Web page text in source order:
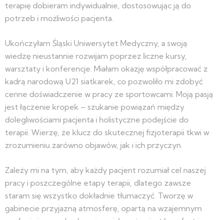
terapię dobieram indywidualnie, dostosowując ją do
potrzeb i możliwości pacjenta.
Ukończyłam Śląski Uniwersytet Medyczny, a swoją
wiedzę nieustannie rozwijam poprzez liczne kursy,
warsztaty i konferencje. Miałam okazję współpracować z
kadrą narodową U21 siatkarek, co pozwoliło mi zdobyć
cenne doświadczenie w pracy ze sportowcami. Moją pasją
jest łączenie kropek – szukanie powiązań między
dolegliwościami pacjenta i holistyczne podejście do
terapii. Wierzę, że klucz do skutecznej fizjoterapii tkwi w
zrozumieniu zarówno objawów, jak i ich przyczyn.
Zależy mi na tym, aby każdy pacjent rozumiał cel naszej
pracy i poszczególne etapy terapii, dlatego zawsze
staram się wszystko dokładnie tłumaczyć. Tworzę w
gabinecie przyjazną atmosferę, opartą na wzajemnym